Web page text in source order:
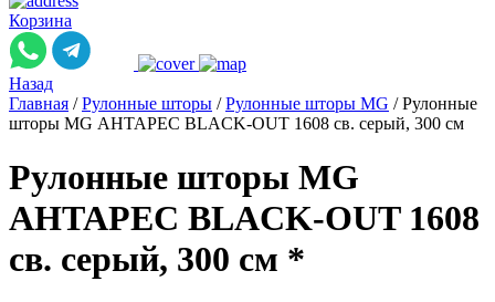
Корзина
Назад
Главная / Рулонные шторы / Рулонные шторы MG / Рулонные
шторы MG АНТАРЕС BLACK-OUT 1608 св. серый, 300 см
Рулонные шторы MG
АНТАРЕС BLACK-OUT 1608
св. серый, 300 см *